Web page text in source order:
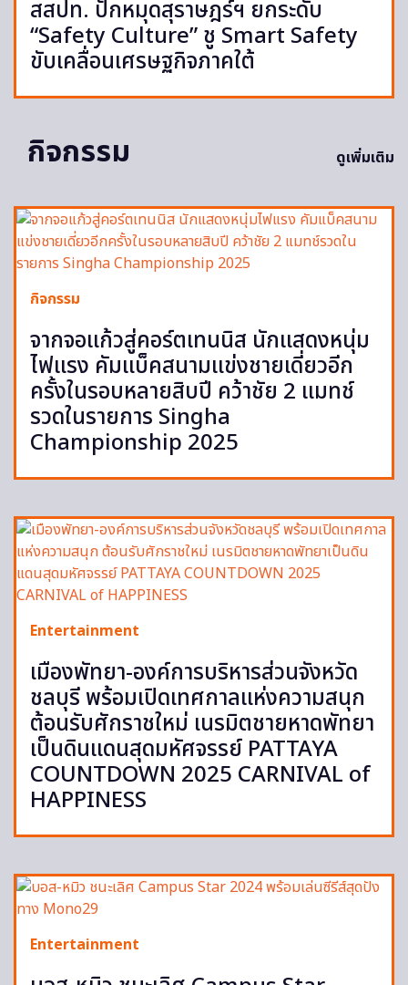
สสปท. ปักหมุดสุราษฎร์ฯ ยกระดับ
“Safety Culture” ชู Smart Safety
ขับเคลื่อนเศรษฐกิจภาคใต้
กิจกรรม ดูเพิ่มเติม
กิจกรรม
จากจอแก้วสู่คอร์ตเทนนิส นักแสดงหนุ่ม
ไฟแรง คัมแบ็คสนามแข่งชายเดี่ยวอีก
ครั้งในรอบหลายสิบปี คว้าชัย 2 แมทช์
รวดในรายการ Singha
Championship 2025
Entertainment
เมืองพัทยา-องค์การบริหารส่วนจังหวัด
ชลบุรี พร้อมเปิดเทศกาลแห่งความสนุก
ต้อนรับศักราชใหม่ เนรมิตชายหาดพัทยา
เป็นดินแดนสุดมหัศจรรย์ PATTAYA
COUNTDOWN 2025 CARNIVAL of
HAPPINESS
Entertainment